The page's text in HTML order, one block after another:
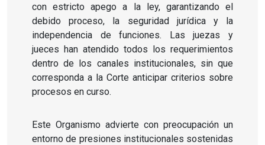
con estricto apego a la ley, garantizando el
debido proceso, la seguridad jurídica y la
independencia de funciones. Las juezas y
jueces han atendido todos los requerimientos
dentro de los canales institucionales, sin que
corresponda a la Corte anticipar criterios sobre
procesos en curso.
Este Organismo advierte con preocupación un
entorno de presiones institucionales sostenidas